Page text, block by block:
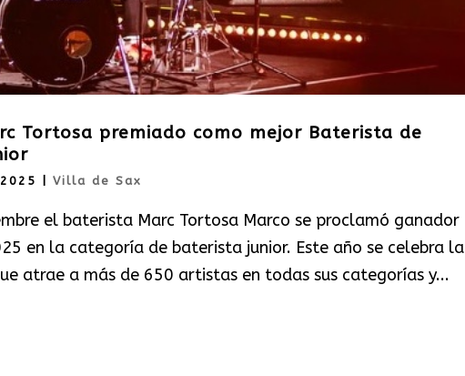
Tortosa premiado como mejor Baterista de
Villa de Sax
el baterista Marc Tortosa Marco se proclamó ganador
en la categoría de baterista junior. Este año se celebra la
atrae a más de 650 artistas en todas sus categorías y...